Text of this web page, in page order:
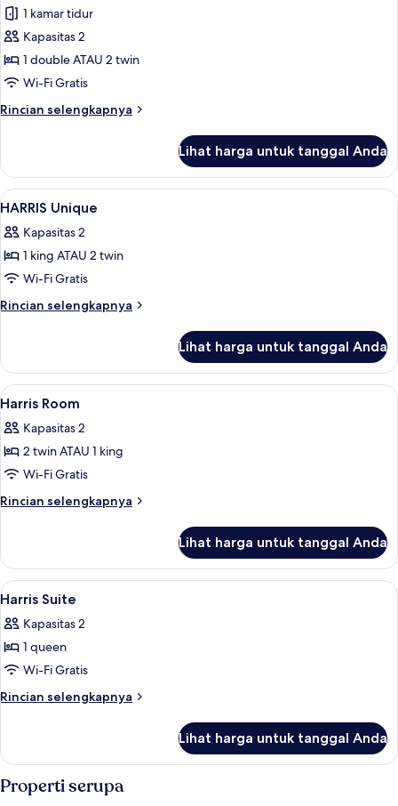
Kamar
(HARRIS)
1 kamar tidur
Kapasitas 2
1 double ATAU 2 twin
Wi-Fi Gratis
Rincian selengkapnya
Rincian
Kamar
(HARRIS)
Lihat harga untuk tanggal Anda
Lihat
semua
foto
untuk
HARRIS
Unique
Brankas, meja kerja, ruang kerja
6
HARRIS Unique
Kapasitas 2
1 king ATAU 2 twin
Wi-Fi Gratis
Rincian selengkapnya
Rincian
HARRIS
Unique
Lihat harga untuk tanggal Anda
Lihat
semua
foto
untuk
Harris
Room
Brankas, meja kerja, ruang kerja
5
Harris Room
Kapasitas 2
2 twin ATAU 1 king
Wi-Fi Gratis
Rincian selengkapnya
Rincian
Harris
Room
Lihat harga untuk tanggal Anda
Lihat
semua
foto
untuk
Harris
Suite
Area keluarga | Televisi LCD 42-inci
2
Harris Suite
Kapasitas 2
1 queen
Wi-Fi Gratis
Rincian selengkapnya
Rincian
Harris
Lihat harga untuk tanggal Anda
Properti serupa